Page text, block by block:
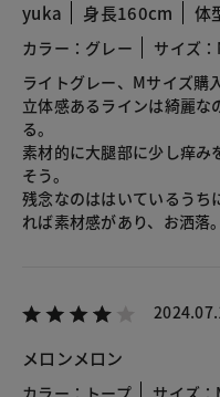
yuka 身長160cm 体
カラー：グレー
サイズ：
ライトグレー、Mサイズ購入
立体感あるラインは綺麗な
る。
素材的に大腿部に少し痒み
そう。
残念なのははいているうち
れば素材感があり、お洒落。
メロンメロン